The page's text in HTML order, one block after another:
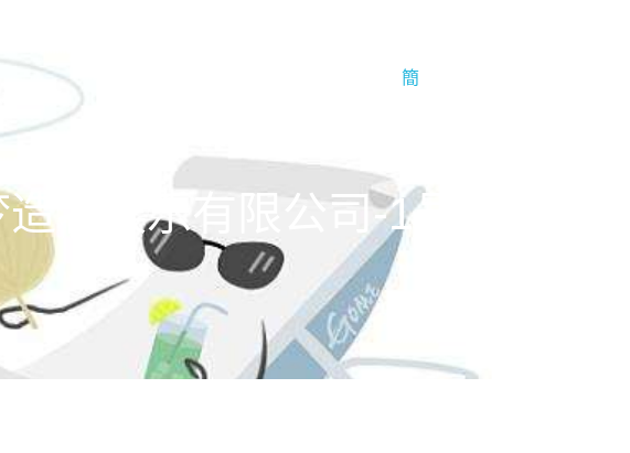
簡
者娱乐有限公司-1号娱乐